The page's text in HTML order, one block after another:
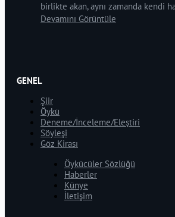
birlikte akan, aynı zamanda kendi
Devamını Görüntüle
GENEL
Şiir
Öykü
Deneme/İnceleme/Eleştiri
Söyleşi
Göz Kirası
Öykücüler Sözlüğü
Haberler
Künye
İletişim